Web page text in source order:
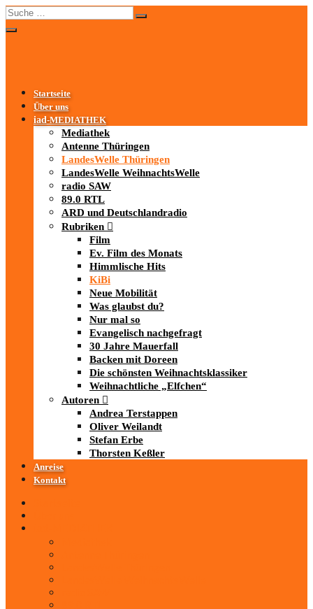
Startseite
Über uns
iad-MEDIATHEK
Mediathek
Antenne Thüringen
LandesWelle Thüringen
LandesWelle WeihnachtsWelle
radio SAW
89.0 RTL
ARD und Deutschlandradio
Rubriken
Film
Ev. Film des Monats
Himmlische Hits
KiBi
Neue Mobilität
Was glaubst du?
Nur mal so
Evangelisch nachgefragt
30 Jahre Mauerfall
Backen mit Doreen
Die schönsten Weihnachtsklassiker
Weihnachtliche „Elfchen“
Autoren
Andrea Terstappen
Oliver Weilandt
Stefan Erbe
Thorsten Keßler
Anreise
Kontakt